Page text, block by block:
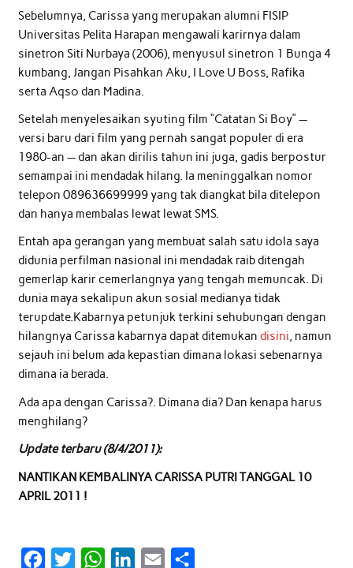
Sebelumnya, Carissa yang merupakan alumni FISIP
Universitas Pelita Harapan mengawali karirnya dalam
sinetron Siti Nurbaya (2006), menyusul sinetron 1 Bunga 4
kumbang, Jangan Pisahkan Aku, I Love U Boss, Rafika
serta Aqso dan Madina.
Setelah menyelesaikan syuting film “Catatan Si Boy” —
versi baru dari film yang pernah sangat populer di era
1980-an — dan akan dirilis tahun ini juga, gadis berpostur
semampai ini mendadak hilang. Ia meninggalkan nomor
telepon 089636699999 yang tak diangkat bila ditelepon
dan hanya membalas lewat lewat SMS.
Entah apa gerangan yang membuat salah satu idola saya
didunia perfilman nasional ini mendadak raib ditengah
gemerlap karir cemerlangnya yang tengah memuncak. Di
dunia maya sekalipun akun sosial medianya tidak
terupdate.Kabarnya petunjuk terkini sehubungan dengan
hilangnya Carissa kabarnya dapat ditemukan disini, namun
sejauh ini belum ada kepastian dimana lokasi sebenarnya
dimana ia berada.
Ada apa dengan Carissa?. Dimana dia? Dan kenapa harus
menghilang?
Update terbaru (8/4/2011):
NANTIKAN KEMBALINYA CARISSA PUTRI TANGGAL 10
APRIL 2011 !
W